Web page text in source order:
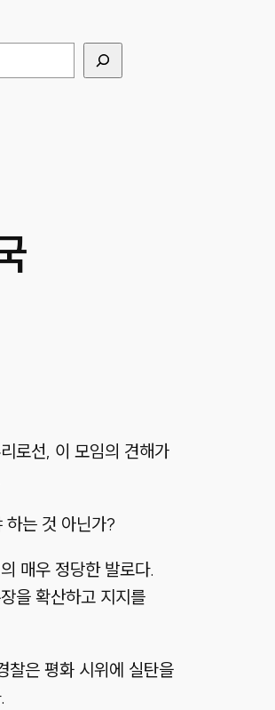
로선, 이 모임의 견해가
하는 것 아닌가?
매우 정당한 발로다.
을 확산하고 지지를
찰은 평화 시위에 실탄을